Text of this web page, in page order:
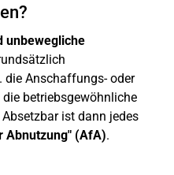
unbewegliche
die Anschaffungs- oder
betriebsgewöhnliche
ist dann jedes
Abnutzung" (AfA).